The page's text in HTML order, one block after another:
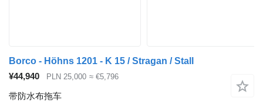
Borco - Höhns 1201 - K 15 / Stragan / Stall
¥44,940
PLN 25,000 ≈ €5,796
带防水布拖车